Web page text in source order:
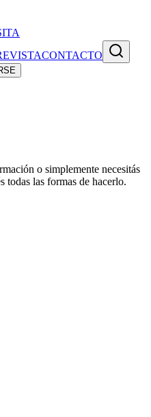
CONTACTO
o simplemente necesitás
todas las formas de hacerlo.